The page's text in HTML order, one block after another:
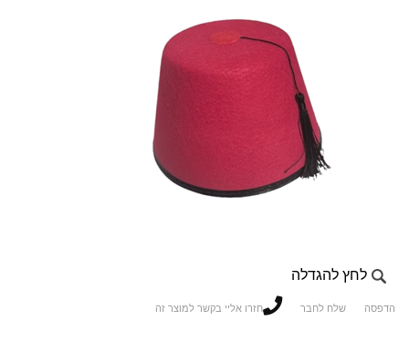
לחץ להגדלה
הדפסה שלח לחבר חזרו אליי בקשר למוצר זה